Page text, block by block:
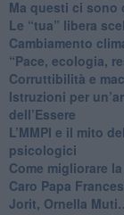
​Ma questi ci sono
​Le “tua” libera
Cambiamento
“Pace, ecologia,
​Corruttibilità e
Istruzioni per
dell’Essere
​L’MMPI e il mito
psicologici
Come migliorare
Caro Papa
​Jorit, Ornella